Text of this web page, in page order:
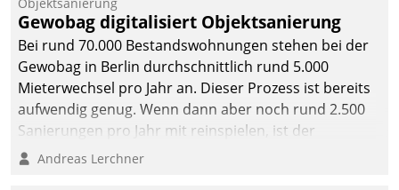
Gewobag digitalisiert Objektsanierung
Bei rund 70.000 Bestandswohnungen stehen bei der
Gewobag in Berlin durchschnittlich rund 5.000
Mieterwechsel pro Jahr an. Dieser Prozess ist bereits
aufwendig genug. Wenn dann aber noch rund 2.500
Sanierungen pro Jahr mit reinspielen, ist der
Betreuungs- und Organisationsaufwand immens. Im
Andreas Lerchner